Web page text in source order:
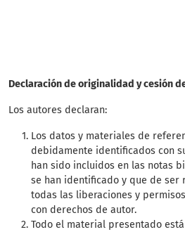
Declaración de originalidad y cesión
Los autores declaran:
Los datos y materiales de
debidamente identificados con
han sido incluidos en las notas
se han identificado y que de ser
todas las liberaciones y
con derechos de autor.
Todo el material presentado